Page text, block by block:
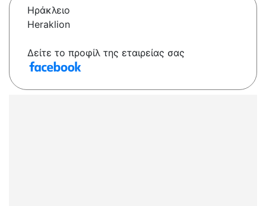
Ηράκλειο
Heraklion
Δείτε το προφίλ της εταιρείας σας